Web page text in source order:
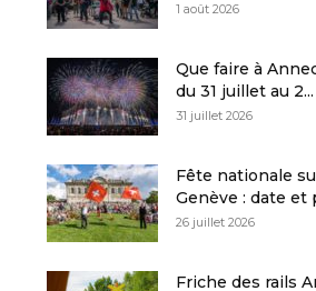
1 août 2026
Que faire à
du 31 juillet au 2...
31 juillet 2026
Fête nationale
Genève : date et
26 juillet 2026
Friche des rails